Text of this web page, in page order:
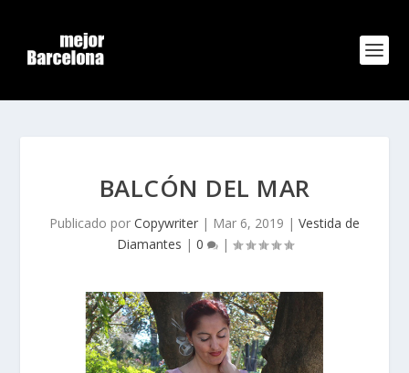
BALCÓN DEL MAR
Publicado por Copywriter | Mar 6, 2019 | Vestida de
Diamantes | 0 |